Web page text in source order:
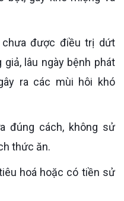
lâu ngày bệnh phát
ra các mùi hôi khó
thức ăn.